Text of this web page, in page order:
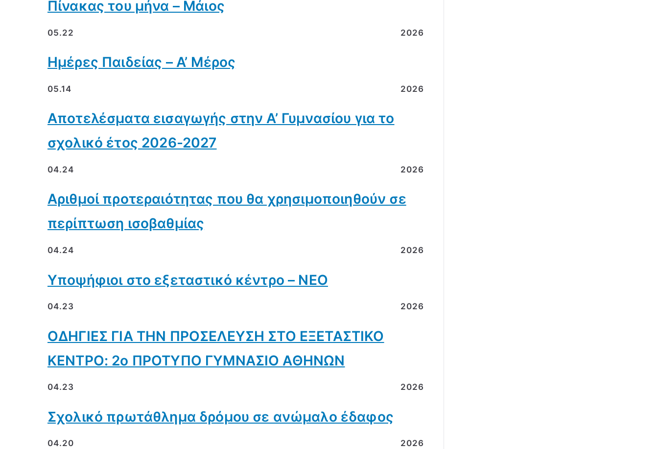
Πίνακας του μήνα – Μάιος
05.22 2026
Ημέρες Παιδείας – Α’ Μέρος
05.14 2026
Αποτελέσματα εισαγωγής στην Α’ Γυμνασίου για το
σχολικό έτος 2026-2027
04.24 2026
Αριθμοί προτεραιότητας που θα χρησιμοποιηθούν σε
περίπτωση ισοβαθμίας
04.24 2026
Υποψήφιοι στο εξεταστικό κέντρο – ΝΕΟ
04.23 2026
ΟΔΗΓΙΕΣ ΓΙΑ ΤΗΝ ΠΡΟΣΕΛΕΥΣΗ ΣΤΟ ΕΞΕΤΑΣΤΙΚΟ
ΚΕΝΤΡΟ: 2ο ΠΡΟΤΥΠΟ ΓΥΜΝΑΣΙΟ ΑΘΗΝΩΝ
04.23 2026
Σχολικό πρωτάθλημα δρόμου σε ανώμαλο έδαφος
04.20 2026